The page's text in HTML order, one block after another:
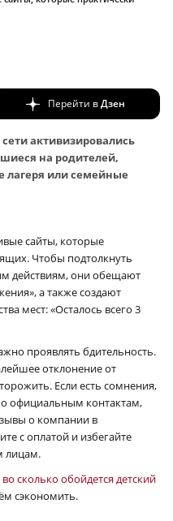
Перейти вДзен
активизировались
на родителей,
лагеря или семейные
сайты, которые
Чтобы подтолкнуть
действиям, они обещают
а также создают
мест: «Осталось всего 3
проявлять бдительность.
отклонение от
Если есть сомнения,
официальным контактам,
о компании в
с оплатой и избегайте
лицам.
во сколько обойдется детский
сэкономить.